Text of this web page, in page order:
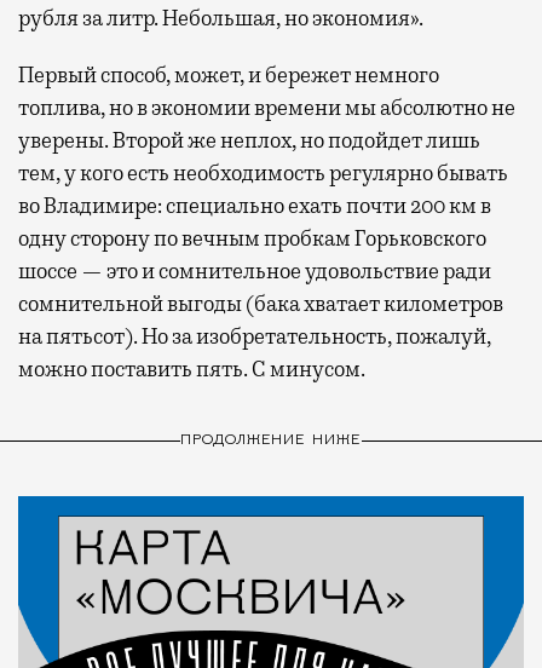
рубля за литр. Небольшая, но экономия».
Первый способ, может, и бережет немного
топлива, но в экономии времени мы абсолютно не
уверены. Второй же неплох, но подойдет лишь
тем, у кого есть необходимость регулярно бывать
во Владимире: специально ехать почти 200 км в
одну сторону по вечным пробкам Горьковского
шоссе — это и сомнительное удовольствие ради
сомнительной выгоды (бака хватает километров
на пятьсот). Но за изобретательность, пожалуй,
можно поставить пять. С минусом.
ПРОДОЛЖЕНИЕ НИЖЕ